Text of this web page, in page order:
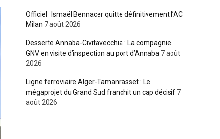
Officiel : Ismaël Bennacer quitte définitivement l’AC
Milan 7 août 2026
Desserte Annaba-Civitavecchia : La compagnie
GNV en visite d’inspection au port d’Annaba 7 août
2026
Ligne ferroviaire Alger-Tamanrasset : Le
mégaprojet du Grand Sud franchit un cap décisif 7
août 2026